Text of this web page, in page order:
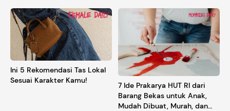
Ini 5 Rekomendasi Tas Lokal
Sesuai Karakter Kamu!
7 Ide Prakarya HUT RI dari
Barang Bekas untuk Anak,
Mudah Dibuat, Murah, dan